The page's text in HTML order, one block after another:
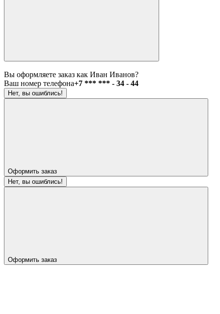
Вы оформляете заказ как Иван Иванов?
Ваш номер телефона+7 *** *** - 34 - 44
Нет, вы ошиблись!
Оформить заказ
Нет, вы ошиблись!
Оформить заказ